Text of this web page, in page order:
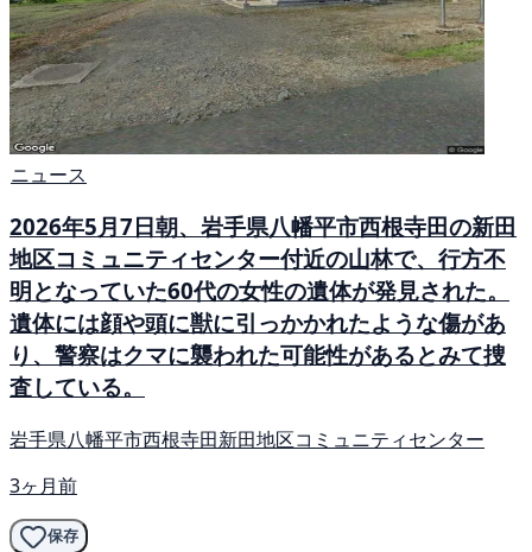
ニュース
2026年5月7日朝、岩手県八幡平市西根寺田の新田
地区コミュニティセンター付近の山林で、行方不
明となっていた60代の女性の遺体が発見された。
遺体には顔や頭に獣に引っかかれたような傷があ
り、警察はクマに襲われた可能性があるとみて捜
査している。
岩手県八幡平市西根寺田新田地区コミュニティセンター
3ヶ月前
保存